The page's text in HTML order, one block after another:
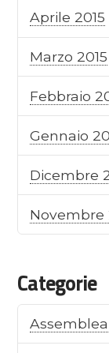
Aprile 2015
Marzo 2015
Febbraio
Gennaio
Dicembre
Novembre
Categorie